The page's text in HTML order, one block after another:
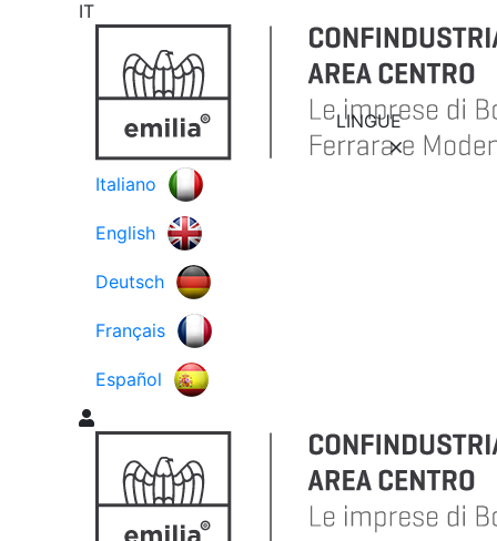
IT
LINGUE
Italiano
English
Deutsch
Français
Español